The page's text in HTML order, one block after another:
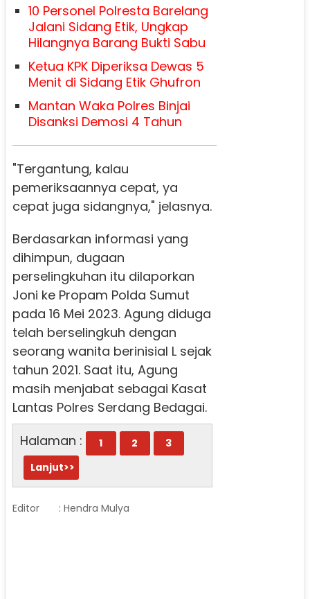
10 Personel Polresta Barelang
Jalani Sidang Etik, Ungkap
Hilangnya Barang Bukti Sabu
Ketua KPK Diperiksa Dewas 5
Menit di Sidang Etik Ghufron
Mantan Waka Polres Binjai
Disanksi Demosi 4 Tahun
"Tergantung, kalau
pemeriksaannya cepat, ya
cepat juga sidangnya," jelasnya.
Berdasarkan informasi yang
dihimpun, dugaan
perselingkuhan itu dilaporkan
Joni ke Propam Polda Sumut
pada 16 Mei 2023. Agung diduga
telah berselingkuh dengan
seorang wanita berinisial L sejak
tahun 2021. Saat itu, Agung
masih menjabat sebagai Kasat
Lantas Polres Serdang Bedagai.
Halaman :
1 2
3
Lanjut>>
Editor : Hendra Mulya